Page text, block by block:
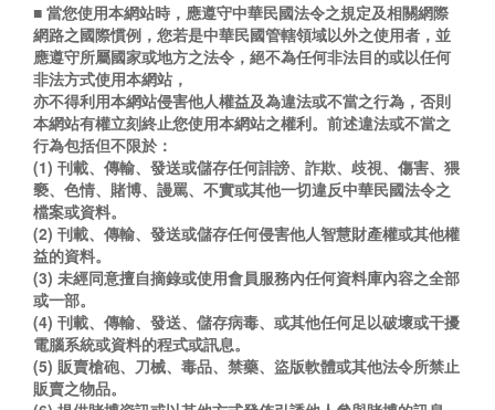
■ 當您使用本網站時，應遵守中華民國法令之規定及相關網際
網路之國際慣例，您若是中華民國管轄領域以外之使用者，並
應遵守所屬國家或地方之法令，絕不為任何非法目的或以任何
非法方式使用本網站，
亦不得利用本網站侵害他人權益及為違法或不當之行為，否則
本網站有權立刻終止您使用本網站之權利。前述違法或不當之
行為包括但不限於：
(1) 刊載、傳輸、發送或儲存任何誹謗、詐欺、歧視、傷害、猥
褻、色情、賭博、謾罵、不實或其他一切違反中華民國法令之
檔案或資料。
(2) 刊載、傳輸、發送或儲存任何侵害他人智慧財產權或其他權
益的資料。
(3) 未經同意擅自摘錄或使用會員服務內任何資料庫內容之全部
或一部。
(4) 刊載、傳輸、發送、儲存病毒、或其他任何足以破壞或干擾
電腦系統或資料的程式或訊息。
(5) 販賣槍砲、刀械、毒品、禁藥、盜版軟體或其他法令所禁止
販賣之物品。